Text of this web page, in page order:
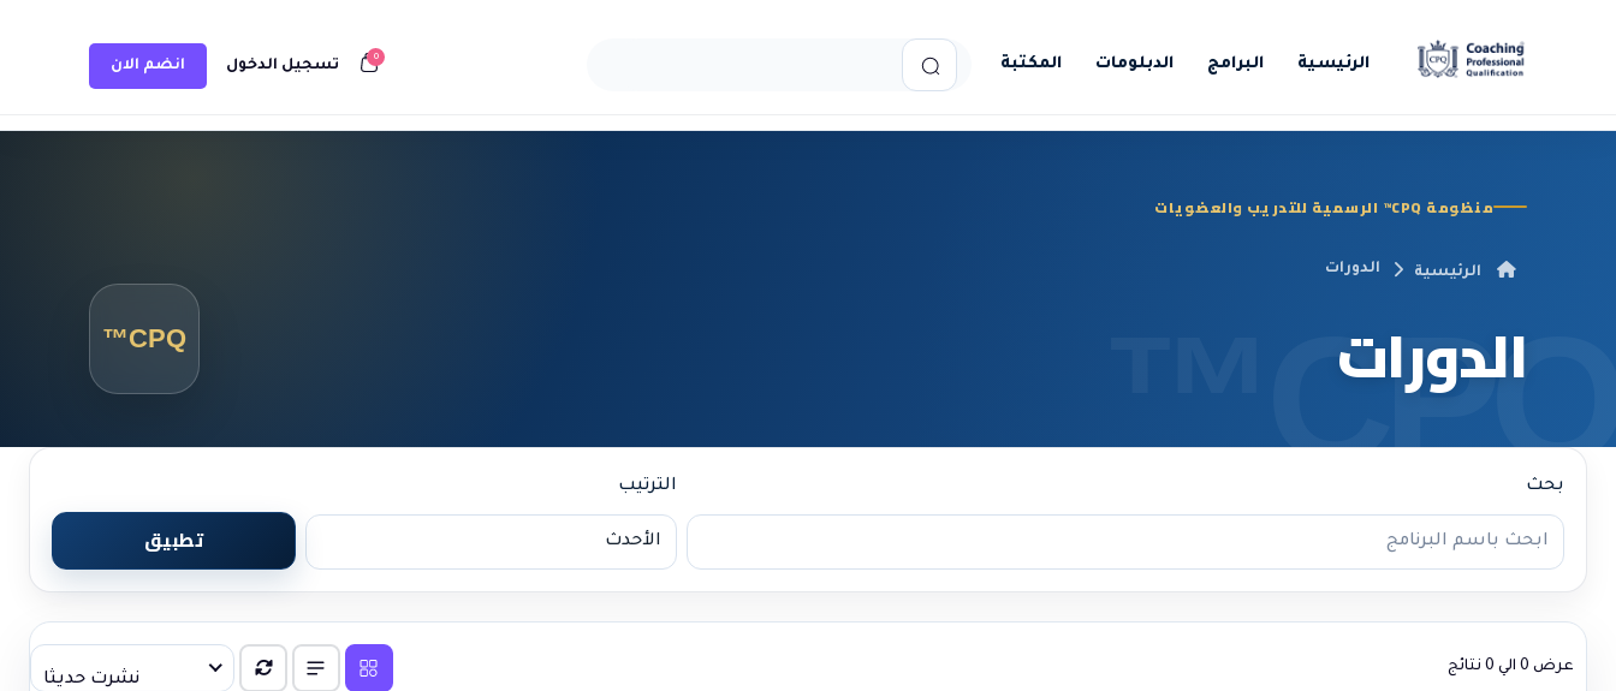
الرئيسية البرامج الدبلومات المكتبة 0
تسجيل الدخول انضم الان
منظومة CPQ™ الرسمية للتدريب والعضويات
الرئيسية الدورات
الدورات CPQ™
بحث الترتيب
تطبيق
عرض 0 الي 0 نتائج
نشرت حديثا